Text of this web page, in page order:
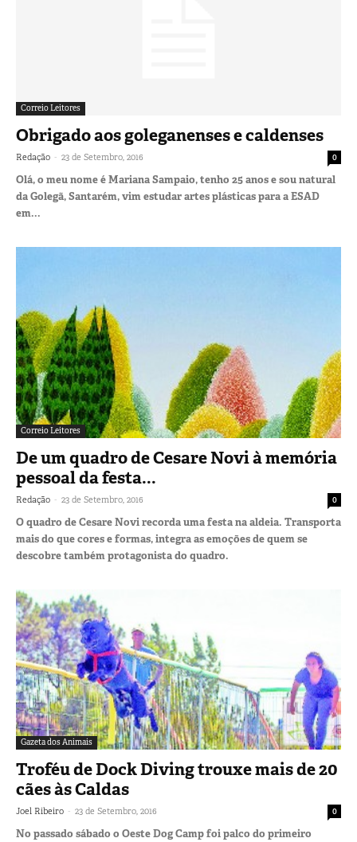
Correio Leitores
Obrigado aos goleganenses e caldenses
Redação - 23 de Setembro, 2016 0
Olá, o meu nome é Mariana Sampaio, tenho 25 anos e sou natural
da Golegã, Santarém, vim estudar artes plásticas para a ESAD
em...
Correio Leitores
De um quadro de Cesare Novi à memória
pessoal da festa...
Redação - 23 de Setembro, 2016 0
O quadro de Cesare Novi recorda uma festa na aldeia. Transporta
mais do que cores e formas, integra as emoções de quem se
descobre também protagonista do quadro.
Gazeta dos Animais
Troféu de Dock Diving trouxe mais de 20
cães às Caldas
Joel Ribeiro - 23 de Setembro, 2016 0
No passado sábado o Oeste Dog Camp foi palco do primeiro